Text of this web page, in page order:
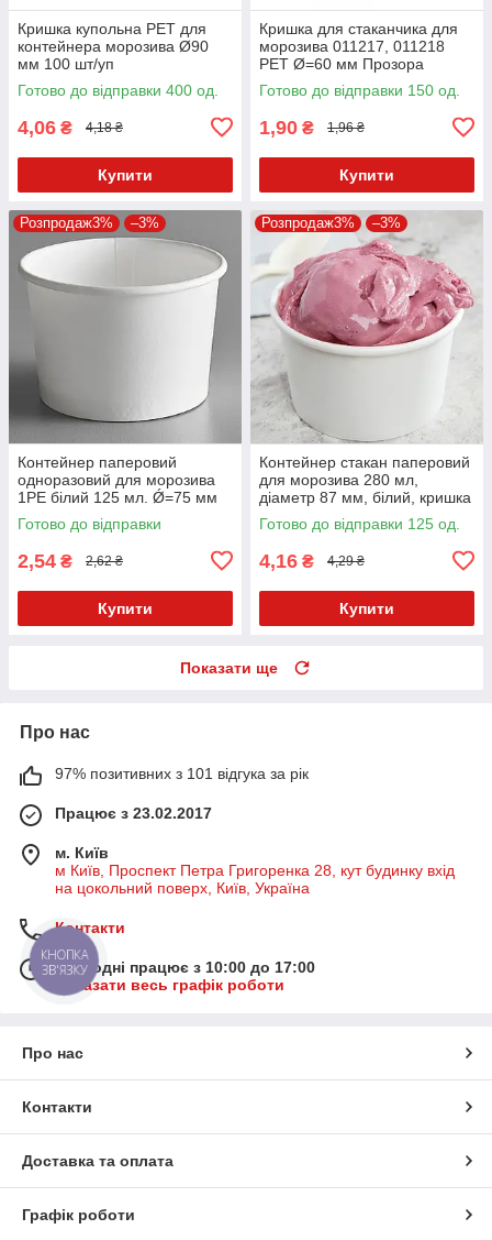
Кришка купольна PET для
контейнера морозива Ø90
мм 100 шт/уп
Готово до відправки 400 од.
4,06 ₴ 4,18 ₴
Купити
Кришка для стаканчика для
морозива 011217, 011218
PET Ø=60 мм Прозора
Готово до відправки 150 од.
1,90 ₴ 1,96 ₴
Купити
Розпродаж3% –3%
Контейнер паперовий
одноразовий для морозива
1РЕ білий 125 мл. Ǿ=75 мм
H=50 мм (Кришка з ложкою
011574, Icecream7)
Готово до відправки
2,54 ₴ 2,62 ₴
Купити
Розпродаж3% –3%
Контейнер стакан паперовий
для морозива 280 мл,
діаметр 87 мм, білий, кришка
окремо 011592 011592п
Готово до відправки 125 од.
4,16 ₴ 4,29 ₴
Купити
Показати ще
Про нас
97% позитивних з 101 відгука за рік
Працює з 23.02.2017
м. Київ
м Київ, Проспект Петра Григоренка 28, кут будинку вхід
на цокольний поверх, Київ, Україна
Контакти
Сьогодні працює з 10:00 до 17:00
Показати весь графік роботи
Про нас
Контакти
Доставка та оплата
Графік роботи
КНОПКА
ЗВ'ЯЗКУ